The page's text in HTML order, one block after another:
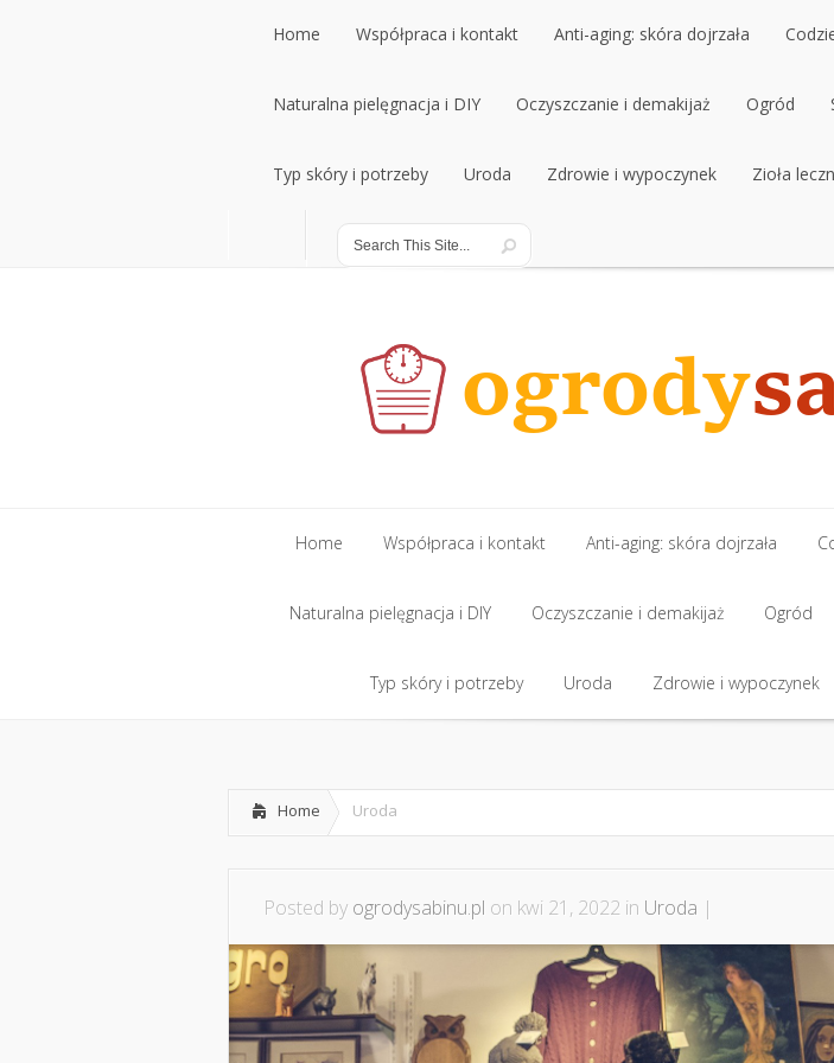
Home Współpraca i kontakt Anti-aging: skóra dojrzała
Naturalna pielęgnacja i DIY Oczyszczanie i demakijaż Ogród
Typ skóry i potrzeby Uroda Zdrowie i wypoczynek Zioła
Home Współpraca i kontakt Anti-aging: skóra dojrzała
Naturalna pielęgnacja i DIY Oczyszczanie i demakijaż Ogród
Typ skóry i potrzeby Uroda Zdrowie i wypoczynek
Home Uroda
Posted by ogrodysabinu.pl on kwi 21, 2022 in Uroda |